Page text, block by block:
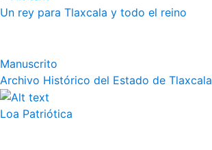
Un rey para Tlaxcala y todo el reino
Manuscrito
Archivo Histórico del Estado de Tlaxcala
Loa Patriótica